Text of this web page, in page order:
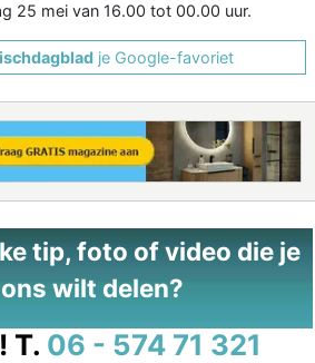
25 mei van 16.00 tot 00.00 uur.
je Google-favoriet
tip, foto of video die je
wilt delen?
T. 06 - 574 71 321